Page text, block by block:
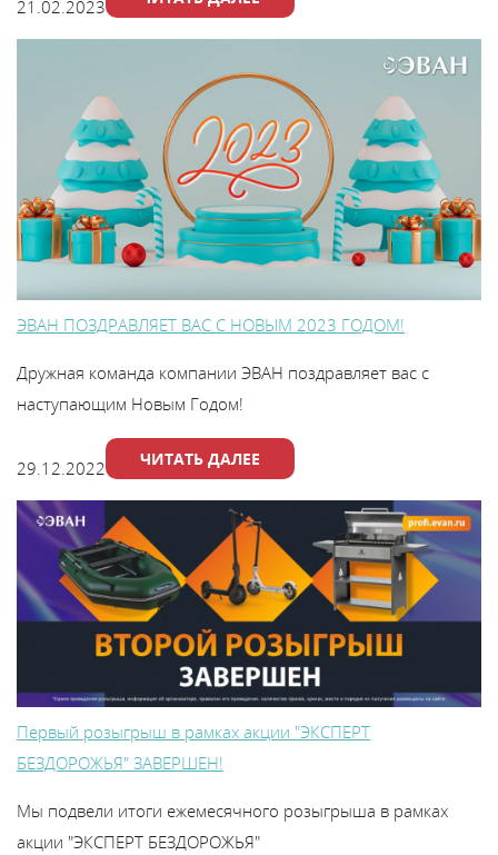
21.02.2023
ЭВАН ПОЗДРАВЛЯЕТ ВАС С НОВЫМ 2023 ГОДОМ!
Дружная команда компании ЭВАН поздравляет вас с
наступающим Новым Годом!
29.12.2022 ЧИТАТЬ ДАЛЕЕ
Первый розыгрыш в рамках акции "ЭКСПЕРТ
БЕЗДОРОЖЬЯ" ЗАВЕРШЕН!
Мы подвели итоги ежемесячного розыгрыша в рамках
акции "ЭКСПЕРТ БЕЗДОРОЖЬЯ"